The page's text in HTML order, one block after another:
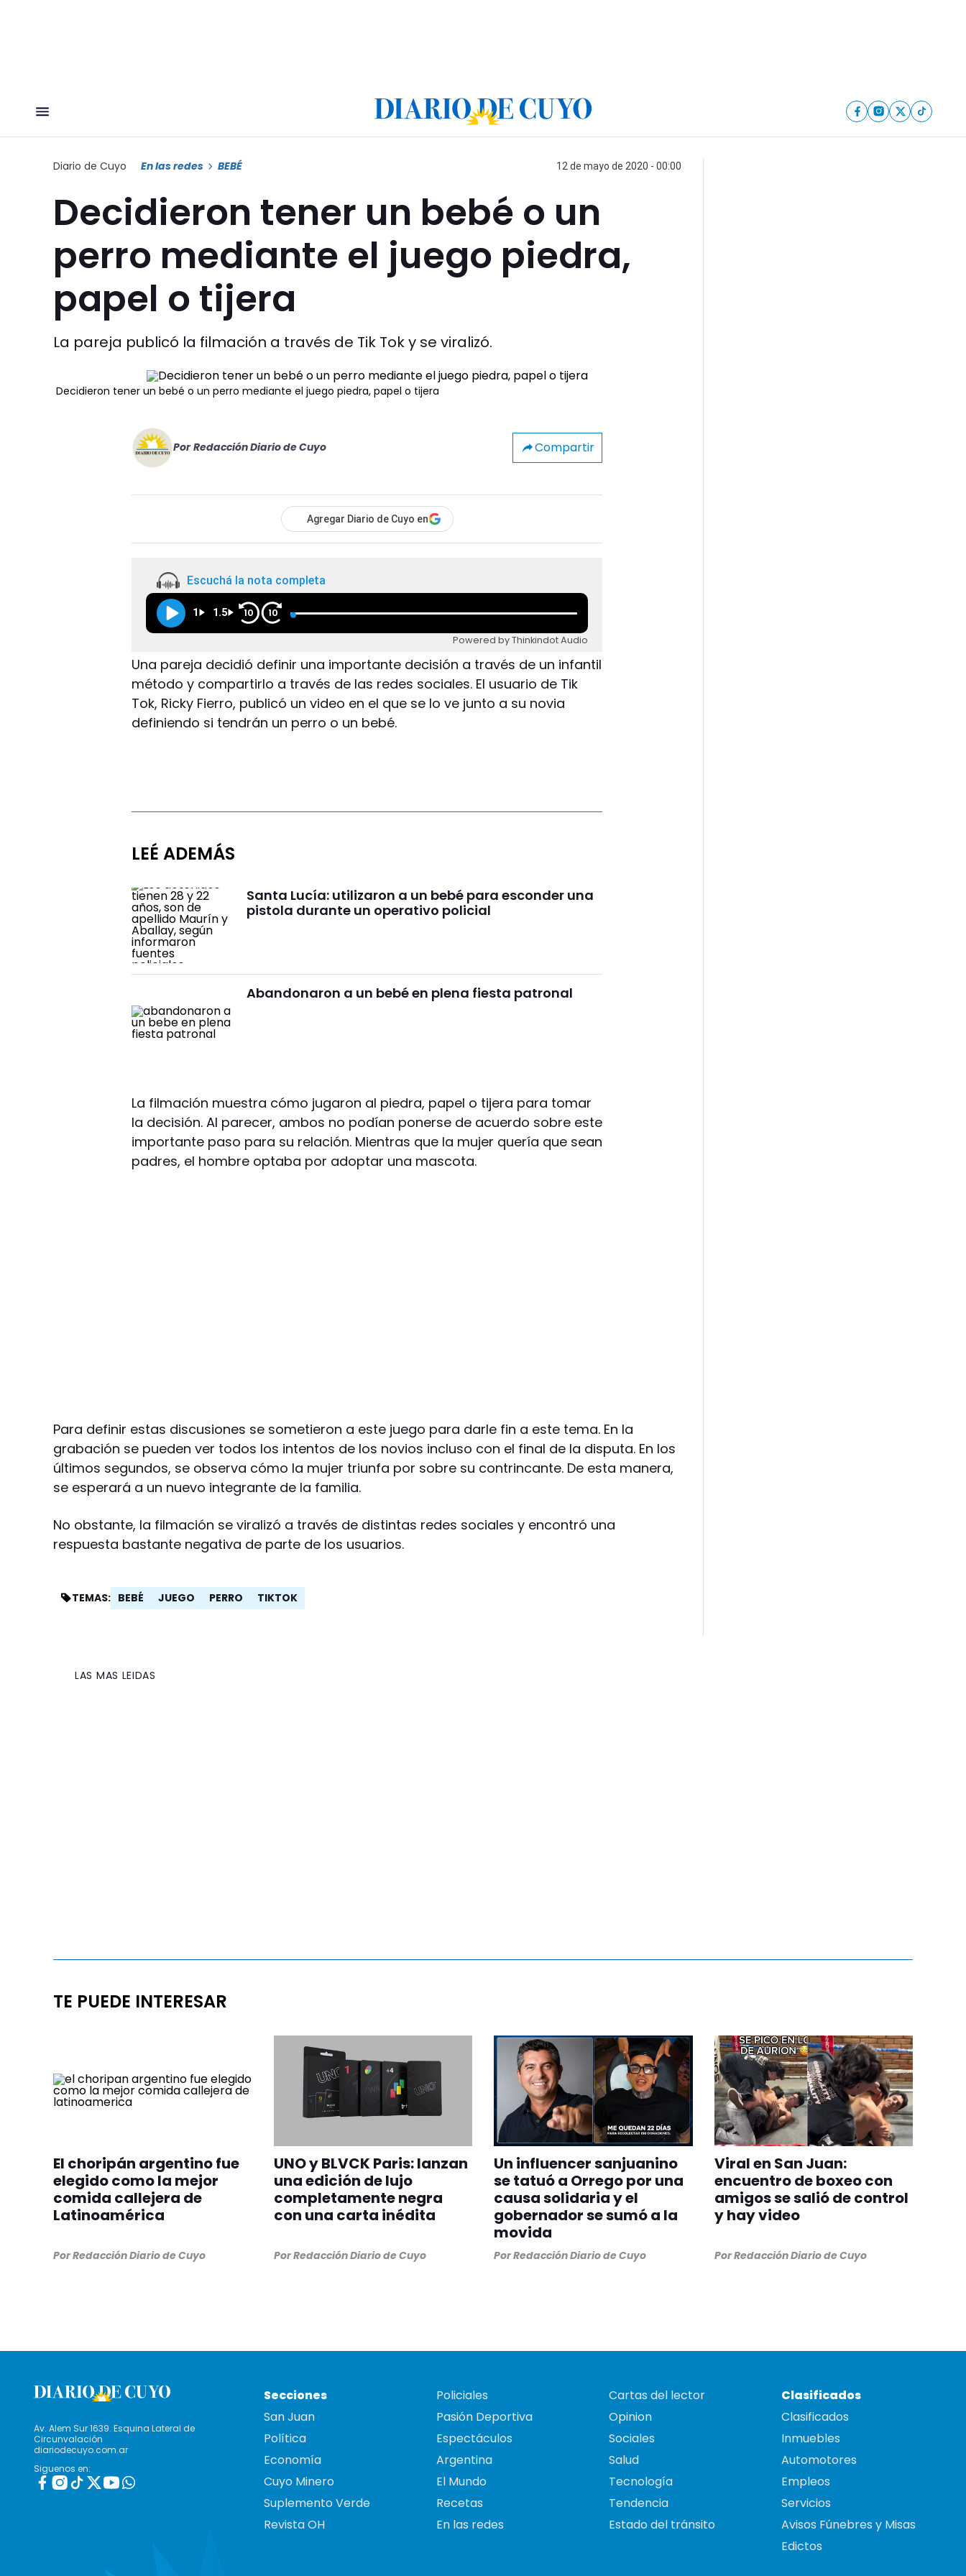
Diario de Cuyo En las redes BEBÉ 12 de mayo de 2020 - 00:00
Decidieron tener un bebé o un
perro mediante el juego piedra,
papel o tijera
La pareja publicó la filmación a través de Tik Tok y se viralizó.
Decidieron tener un bebé o un perro mediante el juego piedra, papel o tijera
Por Redacción Diario de Cuyo Compartir
Agregar Diario de Cuyo en
Escuchá la nota completa
1 1.5 10 10
Powered by Thinkindot Audio
Una pareja decidió definir una importante decisión a través de un infantil
método y compartirlo a través de las redes sociales. El usuario de Tik
Tok, Ricky Fierro, publicó un video en el que se lo ve junto a su novia
definiendo si tendrán un perro o un bebé.
LEÉ ADEMÁS
Santa Lucía: utilizaron a un bebé para esconder una
pistola durante un operativo policial
Abandonaron a un bebé en plena fiesta patronal
La filmación muestra cómo jugaron al piedra, papel o tijera para tomar
la decisión. Al parecer, ambos no podían ponerse de acuerdo sobre este
importante paso para su relación. Mientras que la mujer quería que sean
padres, el hombre optaba por adoptar una mascota.
Para definir estas discusiones se sometieron a este juego para darle fin a este tema. En la
grabación se pueden ver todos los intentos de los novios incluso con el final de la disputa. En los
últimos segundos, se observa cómo la mujer triunfa por sobre su contrincante. De esta manera,
se esperará a un nuevo integrante de la familia.
No obstante, la filmación se viralizó a través de distintas redes sociales y encontró una
respuesta bastante negativa de parte de los usuarios.
TEMAS: BEBÉ JUEGO PERRO TIKTOK
LAS MAS LEIDAS
TE PUEDE INTERESAR
El choripán argentino fue
elegido como la mejor
comida callejera de
Latinoamérica
PorRedacción Diario de Cuyo
UNO y BLVCK Paris: lanzan
una edición de lujo
completamente negra
con una carta inédita
PorRedacción Diario de Cuyo
Un influencer sanjuanino
se tatuó a Orrego por una
causa solidaria y el
gobernador se sumó a la
movida
PorRedacción Diario de Cuyo
Viral en San Juan:
encuentro de boxeo con
amigos se salió de control
y hay video
PorRedacción Diario de Cuyo
Av. Alem Sur 1639. Esquina Lateral de
Circunvalación
diariodecuyo.com.ar
Siguenos en:
Secciones
San Juan
Política
Economía
Cuyo Minero
Suplemento Verde
Revista OH
Policiales
Pasión Deportiva
Espectáculos
Argentina
El Mundo
Recetas
En las redes
Cartas del lector
Opinion
Sociales
Salud
Tecnología
Tendencia
Estado del tránsito
Clasificados
Clasificados
Inmuebles
Automotores
Empleos
Servicios
Avisos Fúnebres y Misas
Edictos